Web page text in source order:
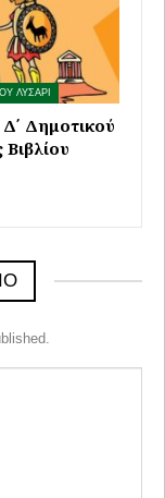
ΛΥΣΑΡΙ
Δ΄ Δημοτικού
Βιβλίου